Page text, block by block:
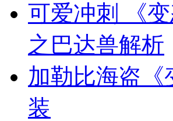
可爱冲刺 《
之巴达兽解析
加勒比海盗《
装